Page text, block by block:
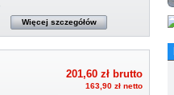
Więcej szczegółów
201,60 złbrutto
163,90 złnetto